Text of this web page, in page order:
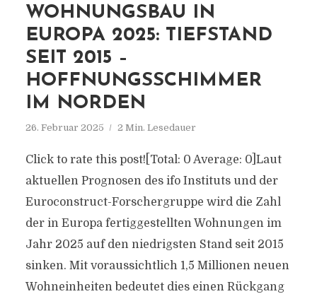
WOHNUNGSBAU IN
EUROPA 2025: TIEFSTAND
SEIT 2015 –
HOFFNUNGSSCHIMMER
IM NORDEN
26. Februar 2025 2 Min. Lesedauer
Click to rate this post![Total: 0 Average: 0]Laut
aktuellen Prognosen des ifo Instituts und der
Euroconstruct-Forschergruppe wird die Zahl
der in Europa fertiggestellten Wohnungen im
Jahr 2025 auf den niedrigsten Stand seit 2015
sinken. Mit voraussichtlich 1,5 Millionen neuen
Wohneinheiten bedeutet dies einen Rückgang